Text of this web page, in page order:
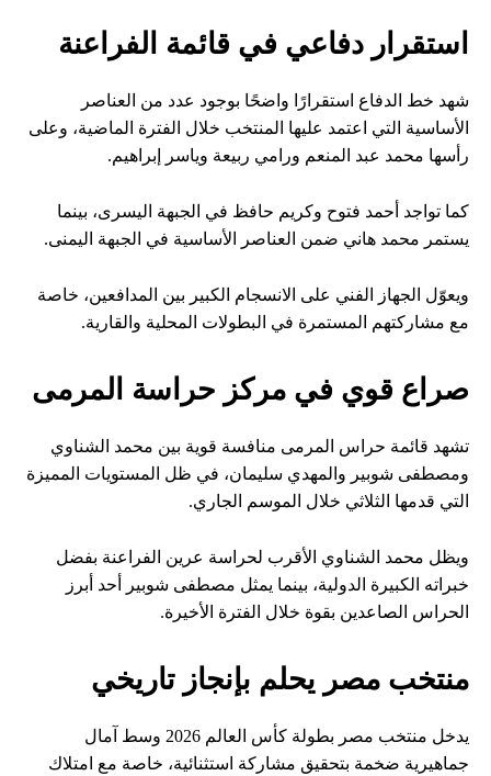
استقرار دفاعي في قائمة الفراعنة
شهد خط الدفاع استقرارًا واضحًا بوجود عدد من العناصر
الأساسية التي اعتمد عليها المنتخب خلال الفترة الماضية، وعلى
رأسها محمد عبد المنعم ورامي ربيعة وياسر إبراهيم.
كما تواجد أحمد فتوح وكريم حافظ في الجبهة اليسرى، بينما
يستمر محمد هاني ضمن العناصر الأساسية في الجبهة اليمنى.
ويعوّل الجهاز الفني على الانسجام الكبير بين المدافعين، خاصة
مع مشاركتهم المستمرة في البطولات المحلية والقارية.
صراع قوي في مركز حراسة المرمى
تشهد قائمة حراس المرمى منافسة قوية بين محمد الشناوي
ومصطفى شوبير والمهدي سليمان، في ظل المستويات المميزة
التي قدمها الثلاثي خلال الموسم الجاري.
ويظل محمد الشناوي الأقرب لحراسة عرين الفراعنة بفضل
خبراته الكبيرة الدولية، بينما يمثل مصطفى شوبير أحد أبرز
الحراس الصاعدين بقوة خلال الفترة الأخيرة.
منتخب مصر يحلم بإنجاز تاريخي
يدخل منتخب مصر بطولة كأس العالم 2026 وسط آمال
جماهيرية ضخمة بتحقيق مشاركة استثنائية، خاصة مع امتلاك